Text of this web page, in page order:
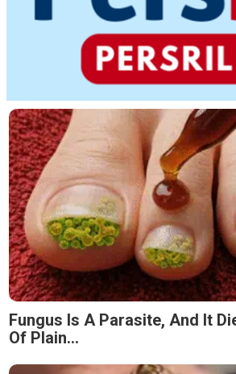
Fungus Is A Parasite, And It
Of Plain...